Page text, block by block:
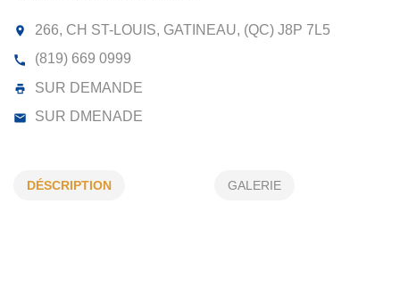
GOUTTIÈRE X-TREME PLUS
EAVESTROUGHING
DÉSCRIPTION GALERIE